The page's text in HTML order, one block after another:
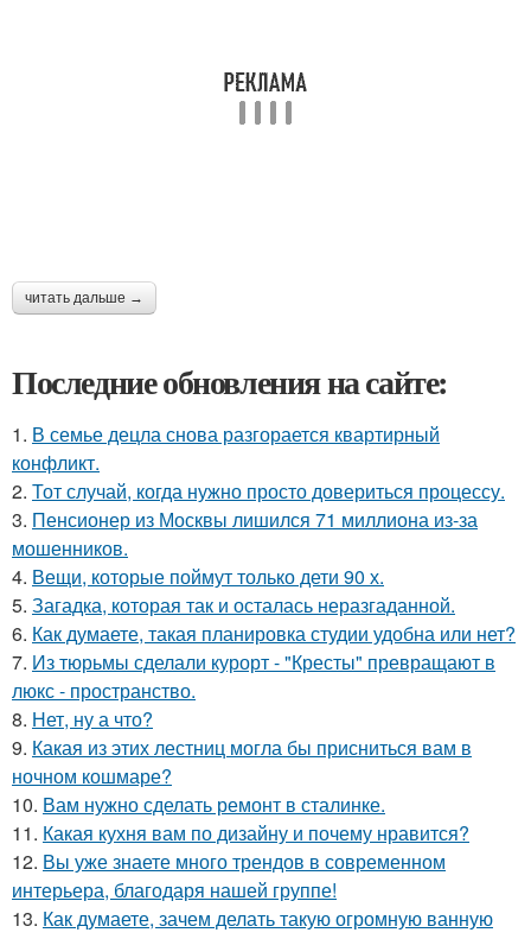
читать дальше →
Последние обновления на сайте:
1. В семье децла снова разгорается квартирный
конфликт.
2. Тот случай, когда нужно просто довериться процессу.
3. Пенсионер из Москвы лишился 71 миллиона из-за
мошенников.
4. Вещи, которые поймут только дети 90 х.
5. Загадка, которая так и осталась неразгаданной.
6. Как думаете, такая планировка студии удобна или нет?
7. Из тюрьмы сделали курорт - "Кресты" превращают в
люкс - пространство.
8. Нет, ну а что?
9. Какая из этих лестниц могла бы присниться вам в
ночном кошмаре?
10. Вам нужно сделать ремонт в сталинке.
11. Какая кухня вам по дизайну и почему нравится?
12. Вы уже знаете много трендов в современном
интерьера, благодаря нашей группе!
13. Как думаете, зачем делать такую огромную ванную